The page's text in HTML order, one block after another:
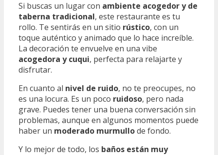
Si buscas un lugar con ambiente acogedor y de
taberna tradicional, este restaurante es tu
rollo. Te sentirás en un sitio rústico, con un
toque auténtico y animado que lo hace increíble.
La decoración te envuelve en una vibe
acogedora y cuqui, perfecta para relajarte y
disfrutar.
En cuanto al nivel de ruido, no te preocupes, no
es una locura. Es un poco ruidoso, pero nada
grave. Puedes tener una buena conversación sin
problemas, aunque en algunos momentos puede
haber un moderado murmullode fondo.
Y lo mejor de todo, los baños están muy